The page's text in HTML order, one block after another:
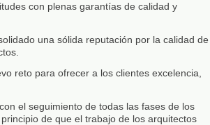
con plenas garantías de calidad y
una sólida reputación por la calidad de
reto para ofrecer a los clientes excelencia,
el seguimiento de todas las fases de los
de que el trabajo de los arquitectos